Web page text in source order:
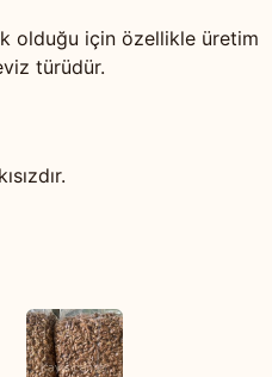
olduğu için özellikle üretim
türüdür.